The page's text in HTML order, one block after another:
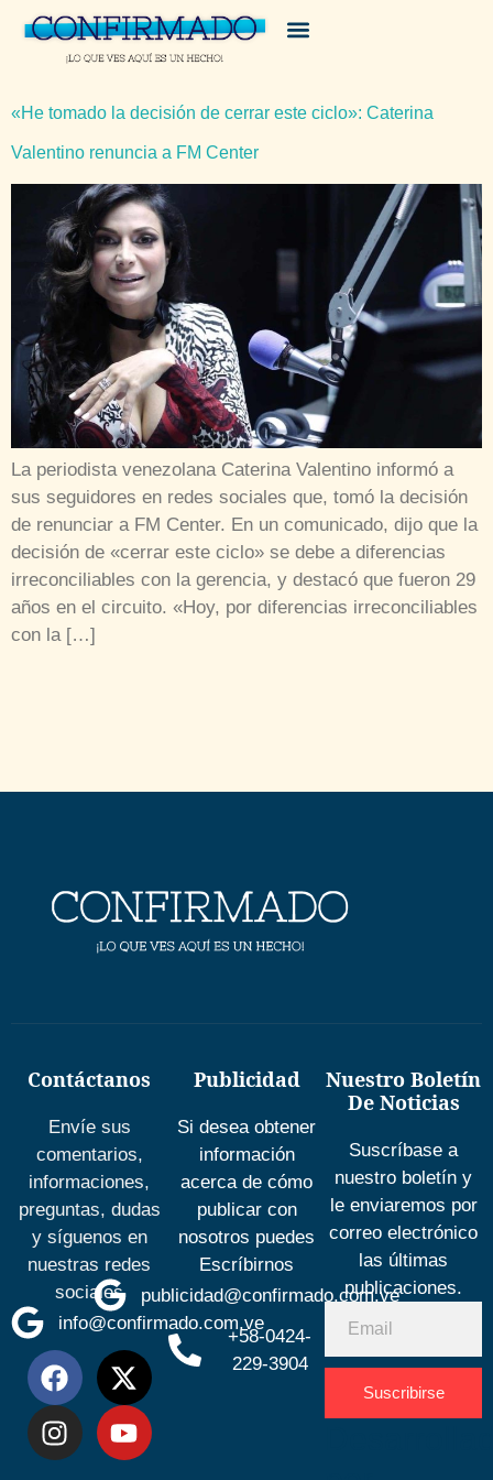
«He tomado la decisión de cerrar este ciclo»: Caterina
Valentino renuncia a FM Center
La periodista venezolana Caterina Valentino informó a
sus seguidores en redes sociales que, tomó la decisión
de renunciar a FM Center. En un comunicado, dijo que la
decisión de «cerrar este ciclo» se debe a diferencias
irreconciliables con la gerencia, y destacó que fueron 29
años en el circuito. «Hoy, por diferencias irreconciliables
con la […]
Contáctanos
Envíe sus
comentarios,
informaciones,
preguntas, dudas
y síguenos en
nuestras redes
sociales
info@confirmado.com.ve
Publicidad
Si desea obtener
información
acerca de cómo
publicar con
nosotros puedes
Escríbirnos
publicidad@confirmado.com.ve
+58-0424-
229-3904
Nuestro Boletín
De Noticias
Suscríbase a
nuestro boletín y
le enviaremos por
correo electrónico
las últimas
publicaciones.
Suscribirse